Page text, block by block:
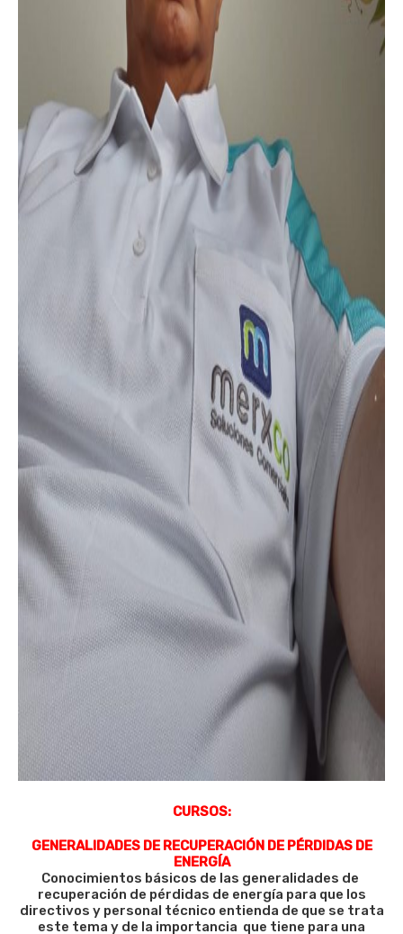
CURSOS:
GENERALIDADES DE RECUPERACIÓN DE PÉRDIDAS DE
ENERGÍA
Conocimientos básicos de las generalidades de
recuperación de pérdidas de energía para que los
directivos y personal técnico entienda de que se trata
este tema y de la importancia que tiene para una